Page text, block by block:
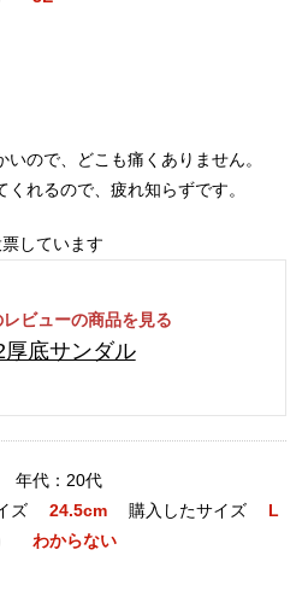
ので、どこも痛くありません。
れるので、疲れ知らずです。
しています
レビューの商品を見る
厚底サンダル
20代
ズ
24.5cm 購入したサイズ
L
わからない